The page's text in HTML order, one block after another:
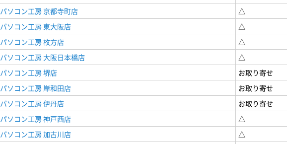
パソコン工房 京都寺町店
△
パソコン工房 東大阪店
△
パソコン工房 枚方店
△
パソコン工房 大阪日本橋店
△
パソコン工房 堺店
お取り寄せ
パソコン工房 岸和田店
お取り寄せ
パソコン工房 伊丹店
お取り寄せ
パソコン工房 神戸西店
△
パソコン工房 加古川店
△